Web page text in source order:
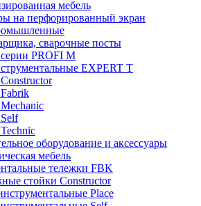
мебель
на перфорированный экран
сварочные посты
PROFI M
EXPERT T
оборудование и аксессуары
мебель
тележки FBK
стойки Constructor
Place